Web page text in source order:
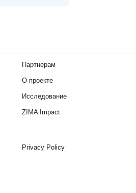
Партнерам
О проекте
Исследование
ZIMA Impact
Privacy Policy